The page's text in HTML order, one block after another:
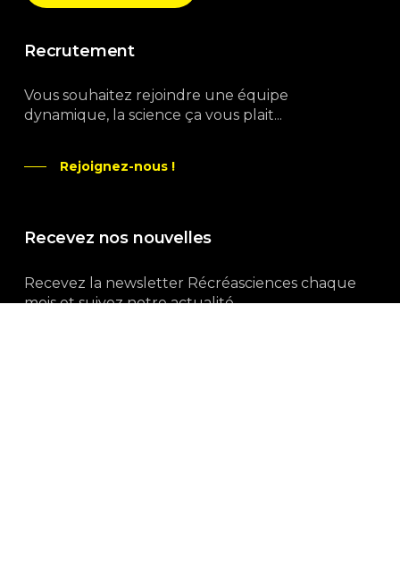
Recrutement
Vous souhaitez rejoindre une équipe
dynamique, la science ça vous plait...
Rejoignez-nous !
Recevez nos nouvelles
Recevez la newsletter Récréasciences chaque
mois et suivez notre actualité...